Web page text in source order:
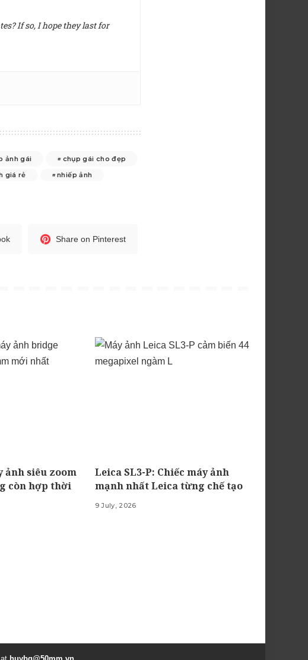
If so, I hope they last for
ảnh gái
chụp gái cho đẹp
giá rẻ
nhiếp ảnh
Share on Pinterest
ảnh siêu zoom
còn hợp thời
Leica SL3-P: Chiếc máy ảnh
mạnh nhất Leica từng chế tạo
9 July, 2026